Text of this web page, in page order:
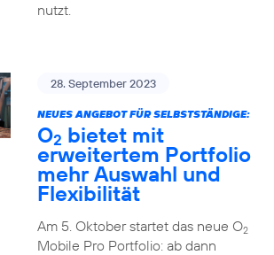
nutzt.
28. September 2023
NEUES ANGEBOT FÜR SELBSTSTÄNDIGE:
O2 bietet mit
erweitertem Portfolio
mehr Auswahl und
Flexibilität
Am 5. Oktober startet das neue O2
Mobile Pro Portfolio: ab dann